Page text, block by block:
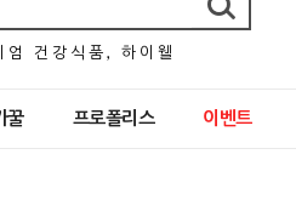
엄 건 강 식 품 , 하 이 웰
꿀 프로폴리스 이벤트